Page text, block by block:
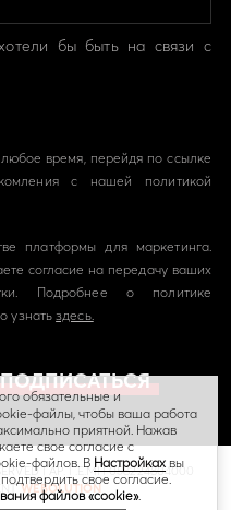
бы быть на связи с
время, перейдя по ссылке
с нашей политикой
платформы для маркетинга.
согласие на передачу ваших
Подробнее о политике
узнатьздесь.
| ΑΡ. Γ.Ε.ΜΗ 058224804000
WEBOLUTION
обязательные и
файлы, чтобы ваша работа
приятной. Нажав
свое согласие с
файлов. В Hастройках вы
свое согласие.
файлов «cookie».